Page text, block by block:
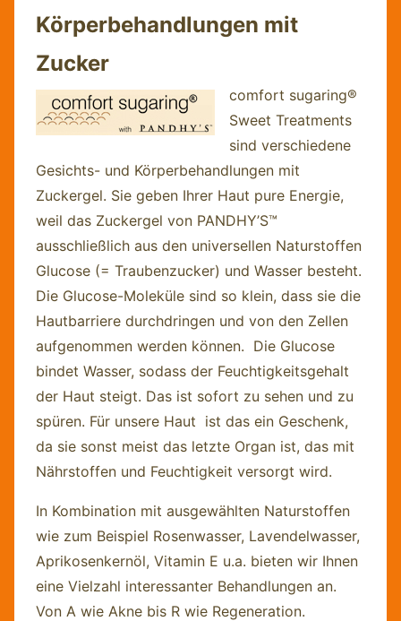
Körperbehandlungen mit
Zucker
comfort sugaring®
Sweet Treatments
sind verschiedene
Gesichts- und Körperbehandlungen mit
Zuckergel. Sie geben Ihrer Haut pure Energie,
weil das Zuckergel von PANDHY’S™
ausschließlich aus den universellen Naturstoffen
Glucose (= Traubenzucker) und Wasser besteht.
Die Glucose-Moleküle sind so klein, dass sie die
Hautbarriere durchdringen und von den Zellen
aufgenommen werden können. Die Glucose
bindet Wasser, sodass der Feuchtigkeitsgehalt
der Haut steigt. Das ist sofort zu sehen und zu
spüren. Für unsere Haut ist das ein Geschenk,
da sie sonst meist das letzte Organ ist, das mit
Nährstoffen und Feuchtigkeit versorgt wird.
In Kombination mit ausgewählten Naturstoffen
wie zum Beispiel Rosenwasser, Lavendelwasser,
Aprikosenkernöl, Vitamin E u.a. bieten wir Ihnen
eine Vielzahl interessanter Behandlungen an.
Von A wie Akne bis R wie Regeneration.